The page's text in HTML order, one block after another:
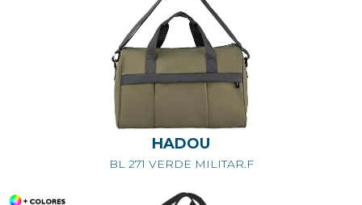
HADOU
BL 271 VERDE MILITAR.F